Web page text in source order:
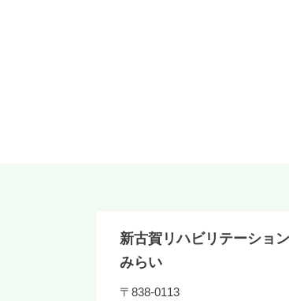
新古賀リハビリテーショ
みらい
〒838-0113